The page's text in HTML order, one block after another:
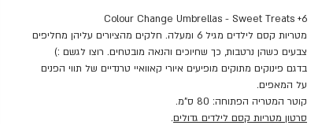
6+ Colour Change Umbrellas - Sweet Treats
מטריות קסם לילדים מגיל 6 ומעלה. חלקים מהציורים עליהן מחליפים
צבעים כשהן נרטבות, כך שחיוכים והנאה מובטחים. רוצו לגשם :)
בדגם פינוקים מתוקים מופיעים איורי קאוואיי טרנדיים של תווי הפנים
על המאפים.
קוטר המטריה הפתוחה: 80 ס"מ.
סרטון מטריות קסם לילדים גדולים.